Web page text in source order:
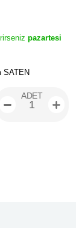
pazartesi
SATEN
ADET